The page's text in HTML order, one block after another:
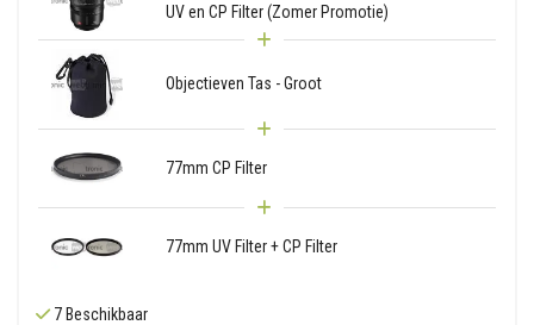
UV en CP Filter (Zomer Promotie)
Objectieven Tas - Groot
77mm CP Filter
77mm UV Filter + CP Filter
7 Beschikbaar